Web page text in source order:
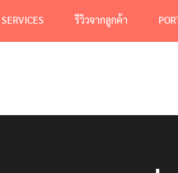
SERVICES รีวิวจากลูกค้า